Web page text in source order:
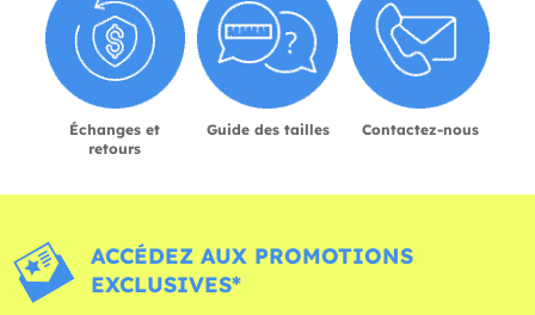
Échanges et
retours
Guide des tailles Contactez-nous
ACCÉDEZ AUX PROMOTIONS
EXCLUSIVES*